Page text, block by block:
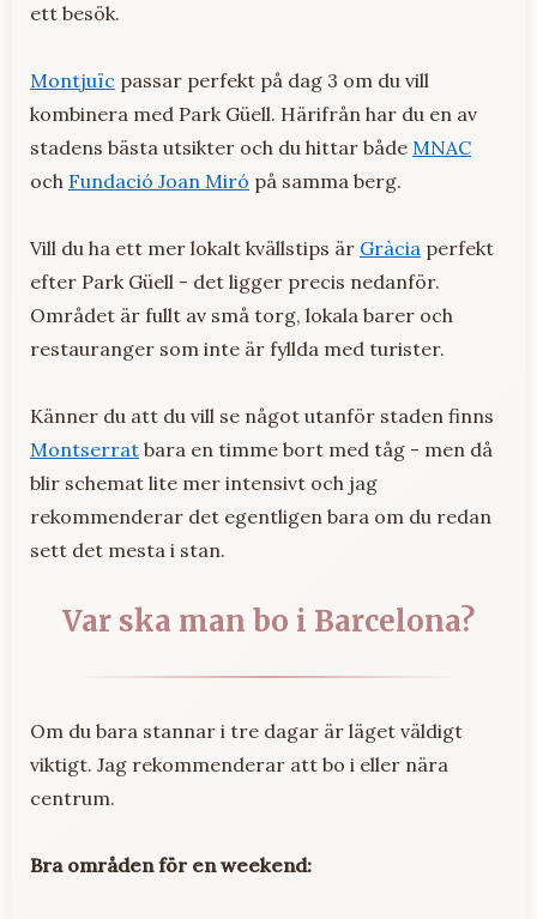
ett besök.
Montjuïc passar perfekt på dag 3 om du vill
kombinera med Park Güell. Härifrån har du en av
stadens bästa utsikter och du hittar både MNAC
och Fundació Joan Miró på samma berg.
Vill du ha ett mer lokalt kvällstips är Gràcia perfekt
efter Park Güell - det ligger precis nedanför.
Området är fullt av små torg, lokala barer och
restauranger som inte är fyllda med turister.
Känner du att du vill se något utanför staden finns
Montserrat bara en timme bort med tåg - men då
blir schemat lite mer intensivt och jag
rekommenderar det egentligen bara om du redan
sett det mesta i stan.
Var ska man bo i Barcelona?
Om du bara stannar i tre dagar är läget väldigt
viktigt. Jag rekommenderar att bo i eller nära
centrum.
Bra områden för en weekend: